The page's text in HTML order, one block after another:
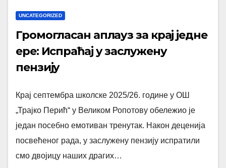
UNCATEGORIZED
Громогласан аплауз за крај једне
ере: Испраћај у заслужену
пензију
Крај септембра школске 2025/26. године у ОШ
„Трајко Перић“ у Великом Ропотову обележио је
један посебно емотиван тренутак. Након деценија
посвећеног рада, у заслужену пензију испратили
смо двојицу наших драгих…